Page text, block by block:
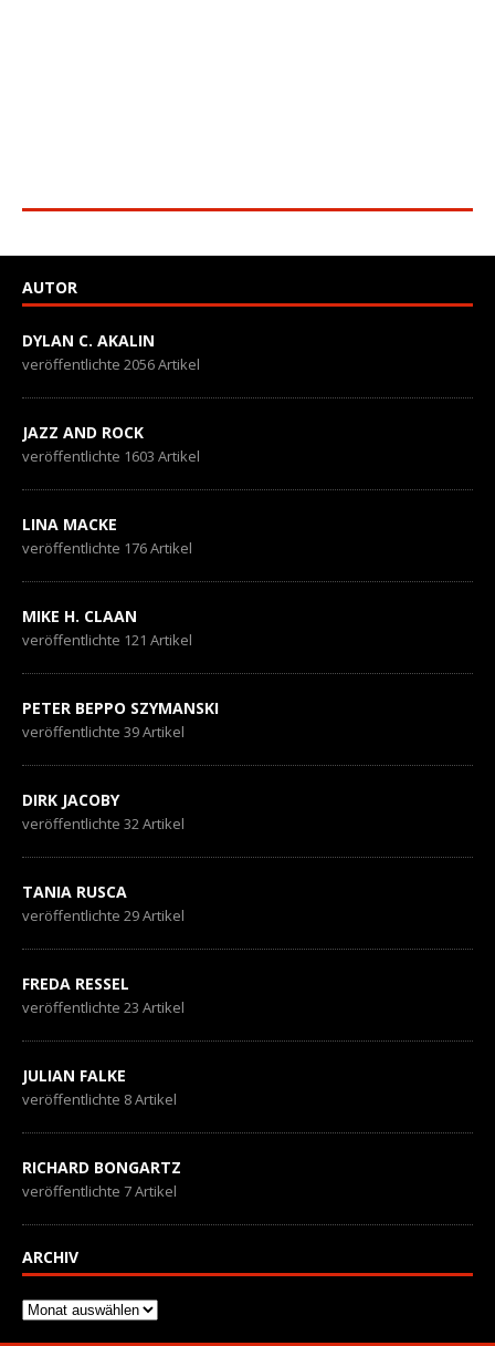
AUTOR
DYLAN C. AKALIN
veröffentlichte 2056 Artikel
JAZZ AND ROCK
veröffentlichte 1603 Artikel
LINA MACKE
veröffentlichte 176 Artikel
MIKE H. CLAAN
veröffentlichte 121 Artikel
PETER BEPPO SZYMANSKI
veröffentlichte 39 Artikel
DIRK JACOBY
veröffentlichte 32 Artikel
TANIA RUSCA
veröffentlichte 29 Artikel
FREDA RESSEL
veröffentlichte 23 Artikel
JULIAN FALKE
veröffentlichte 8 Artikel
RICHARD BONGARTZ
veröffentlichte 7 Artikel
ARCHIV
Archiv